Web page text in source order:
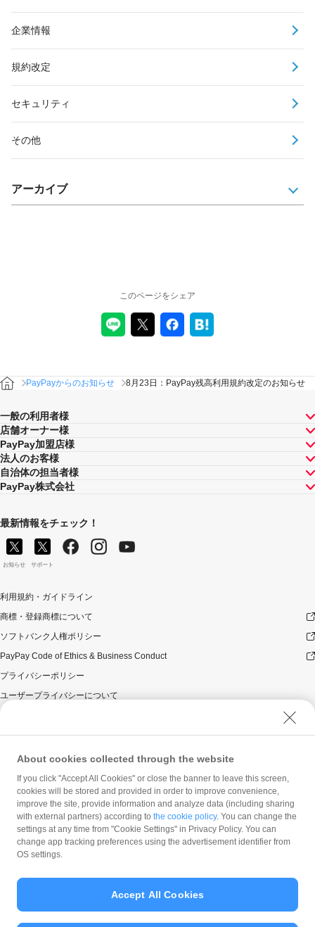
企業情報
規約改定
セキュリティ
その他
アーカイブ
このページをシェア
PayPayからのお知らせ 8月23日：PayPay残高利用規約改定のお知らせ
一般の利用者様
店舗オーナー様
PayPay加盟店様
法人のお客様
自治体の担当者様
PayPay株式会社
最新情報をチェック！
お知らせ サポート
利用規約・ガイドライン
商標・登録商標について
ソフトバンク人権ポリシー
PayPay Code of Ethics & Business Conduct
プライバシーポリシー
ユーザープライバシーについて
ウェブサイト利用規約
反社会的勢力に対する方針
勧誘方針
マネロン等基本方針
カスタマーハラスメントに関する当社の考え方
© PayPay Corporation
About cookies collected through the website
If you click "Accept All Cookies" or close the banner to leave this screen,
cookies will be stored and provided in order to improve convenience,
improve the site, provide information and analyze data (including sharing
with external partners) according to the cookie policy. You can change the
settings at any time from "Cookie Settings" in Privacy Policy. You can
change app tracking preferences using the advertisement identifier from
OS settings.
Accept All Cookies